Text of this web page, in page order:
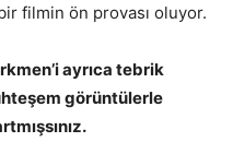
filmin ön provası oluyor.
ayrıca tebrik
görüntülerle